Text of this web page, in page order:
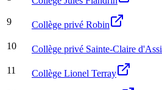
9 Collège privé Robin
10 Collège privé Sainte-Claire
11 Collège Lionel Terray